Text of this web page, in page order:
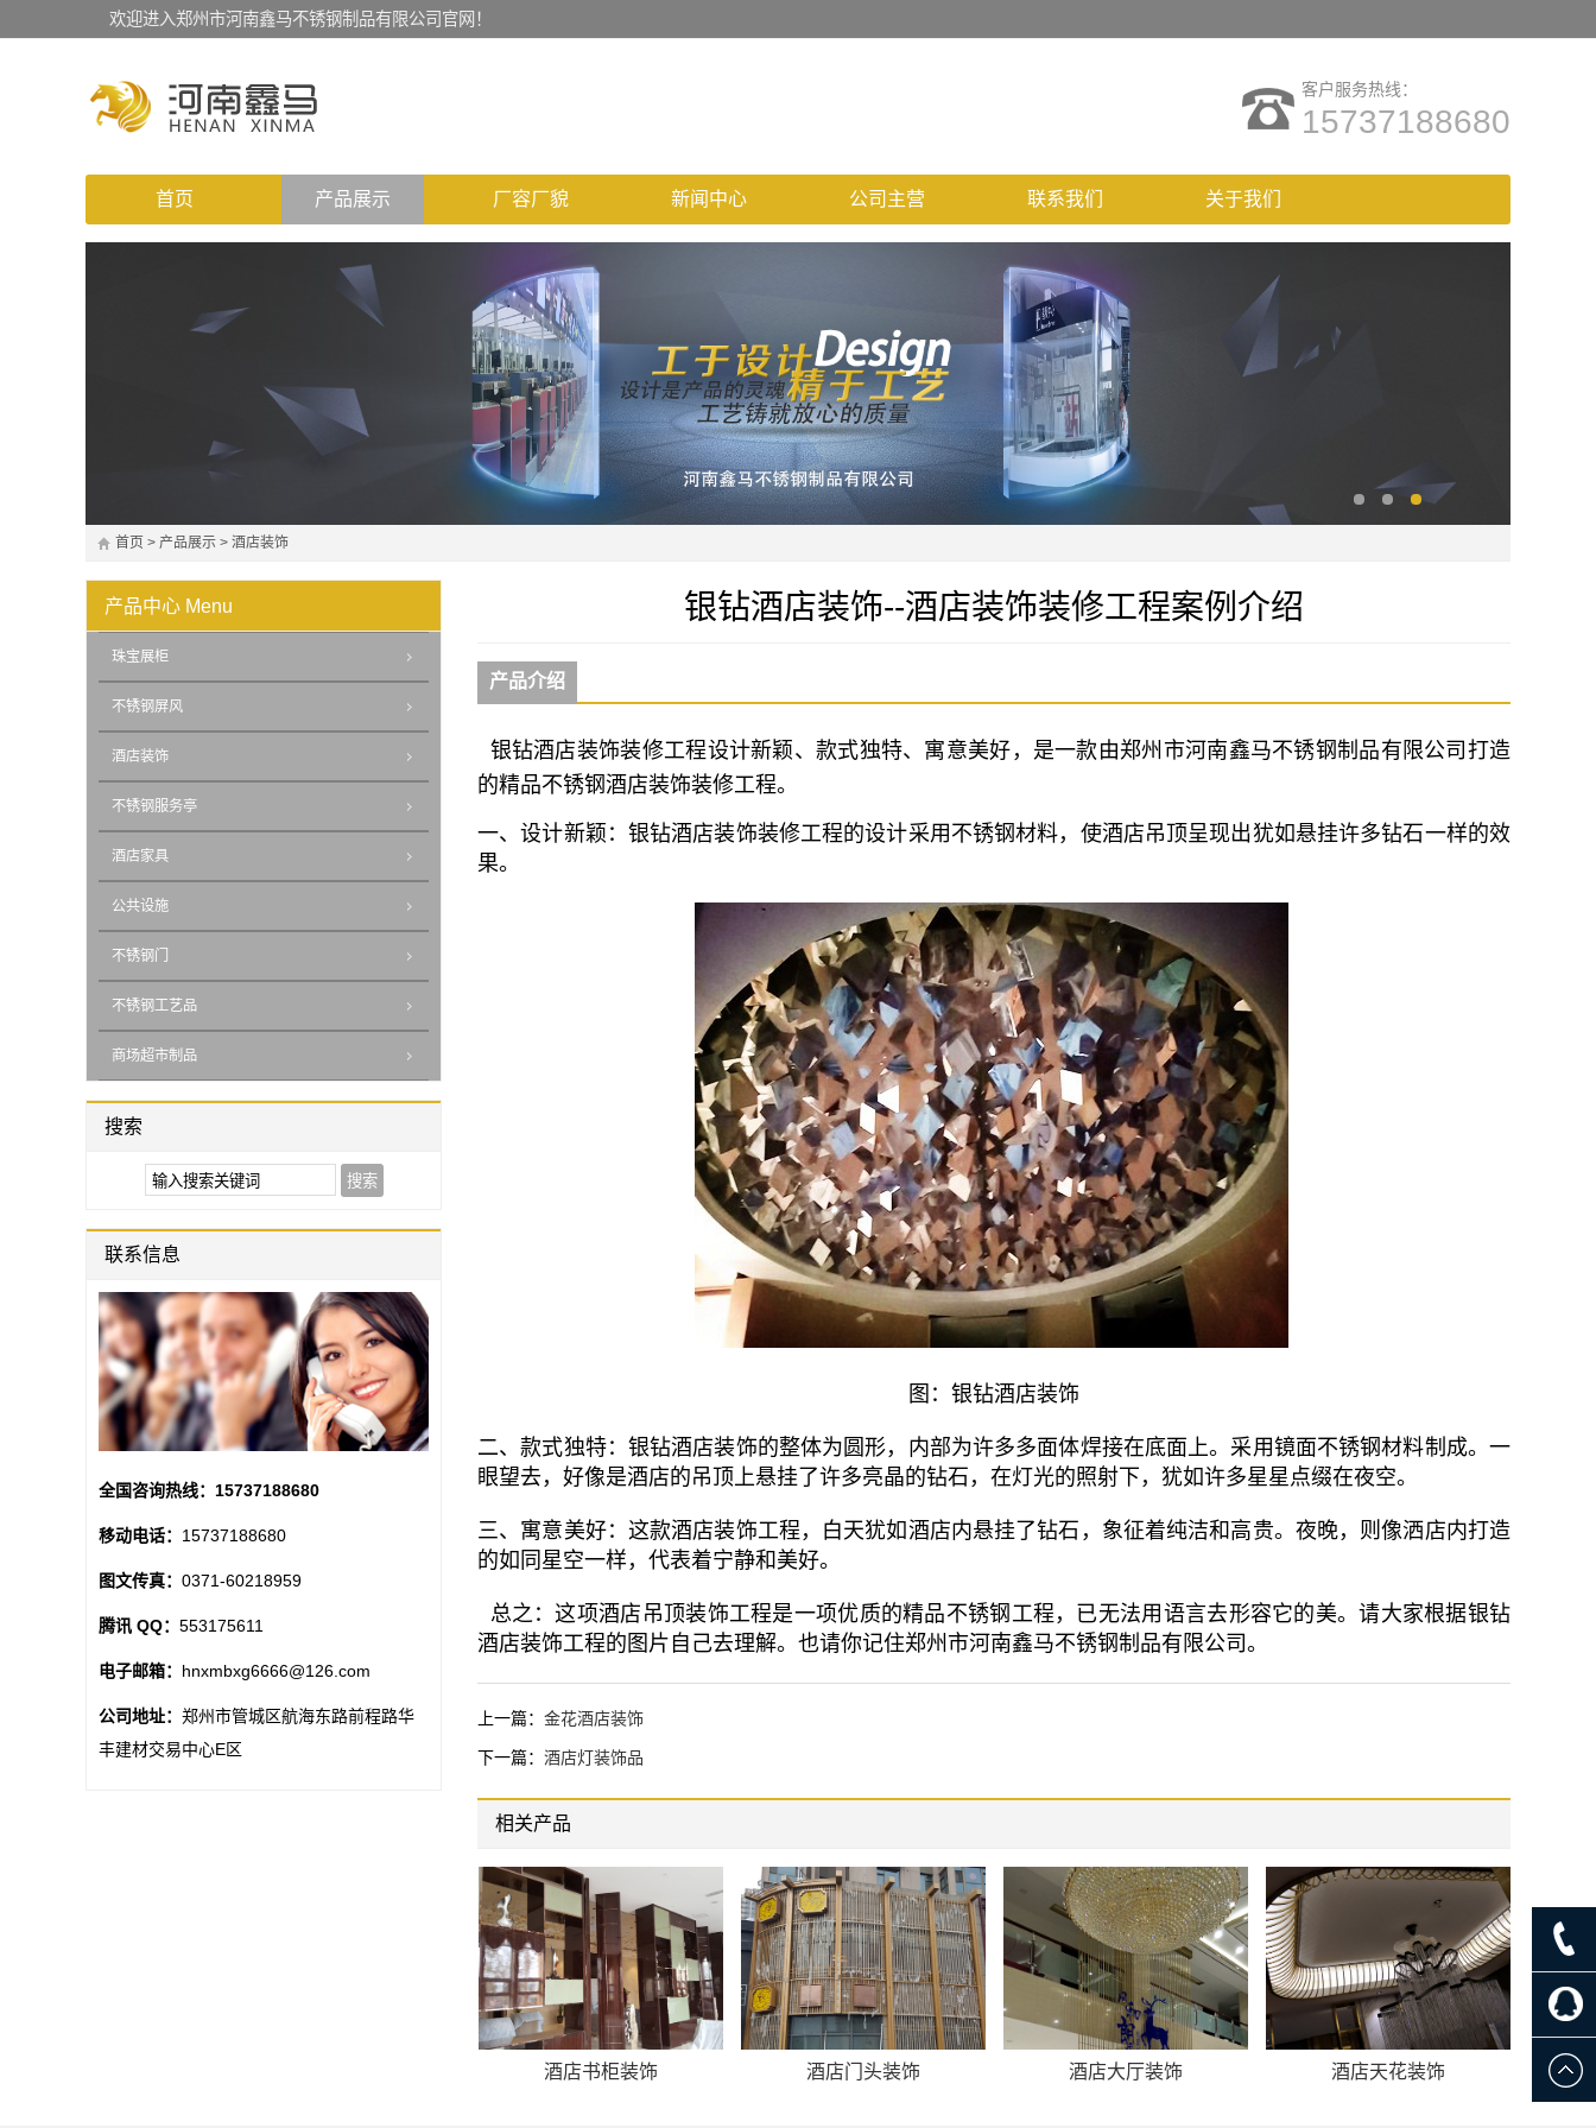
欢迎进入郑州市河南鑫马不锈钢制品有限公司官网！
客户服务热线：
15737188680
首页 产品展示 厂容厂貌 新闻中心 公司主营 联系我们 关于我们
首页 > 产品展示 > 酒店装饰
银钻酒店装饰--酒店装饰装修工程案例介绍
产品介绍
银钻酒店装饰装修工程设计新颖、款式独特、寓意美好，是一款由郑州市河南鑫马不锈钢制品有限公司打造
的精品不锈钢酒店装饰装修工程。
一、设计新颖：银钻酒店装饰装修工程的设计采用不锈钢材料，使酒店吊顶呈现出犹如悬挂许多钻石一样的效
果。
图：银钻酒店装饰
二、款式独特：银钻酒店装饰的整体为圆形，内部为许多多面体焊接在底面上。采用镜面不锈钢材料制成。一
眼望去，好像是酒店的吊顶上悬挂了许多亮晶的钻石，在灯光的照射下，犹如许多星星点缀在夜空。
三、寓意美好：这款酒店装饰工程，白天犹如酒店内悬挂了钻石，象征着纯洁和高贵。夜晚，则像洒店内打造
的如同星空一样，代表着宁静和美好。
总之：这项酒店吊顶装饰工程是一项优质的精品不锈钢工程，已无法用语言去形容它的美。请大家根据银钻
酒店装饰工程的图片自己去理解。也请你记住郑州市河南鑫马不锈钢制品有限公司。
上一篇： 金花酒店装饰
下一篇： 酒店灯装饰品
相关产品
酒店书柜装饰 酒店门头装饰 酒店大厅装饰 酒店天花装饰
产品中心 Menu
珠宝展柜
不锈钢屏风
酒店装饰
不锈钢服务亭
酒店家具
公共设施
不锈钢门
不锈钢工艺品
商场超市制品
搜索
联系信息
全国咨询热线： 15737188680
移动电话： 15737188680
图文传真： 0371-60218959
腾讯 QQ： 553175611
电子邮箱： hnxmbxg6666@126.com
公司地址： 郑州市管城区航海东路前程路华
丰建材交易中心E区